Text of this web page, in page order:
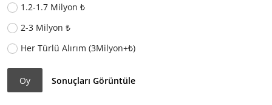
1.2-1.7 Milyon ₺
2-3 Milyon ₺
Her Türlü Alırım (3Milyon+₺)
Oy Sonuçları Görüntüle